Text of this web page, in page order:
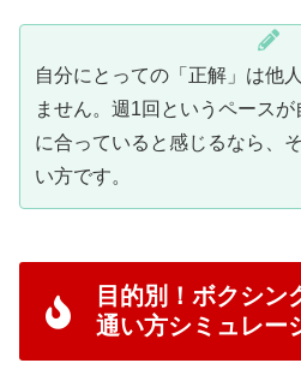
自分にとっての「正解」は他
ません。週1回というペース
に合っていると感じるなら、
い方です。
目的別！ボクシン
通い方シミュレー